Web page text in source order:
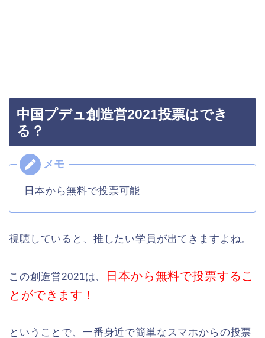
中国プデュ創造営2021投票はでき
る？
日本から無料で投票可能
視聴していると、推したい学員が出てきますよね。
この創造営2021は、
日本から無料で投票するこ
とができます！
ということで、一番身近で簡単なスマホからの投票